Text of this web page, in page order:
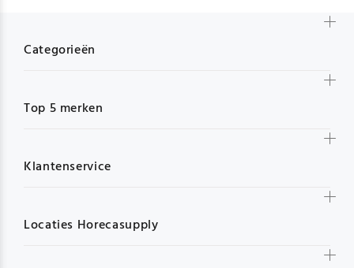
Categorieën
Top 5 merken
Klantenservice
Locaties Horecasupply